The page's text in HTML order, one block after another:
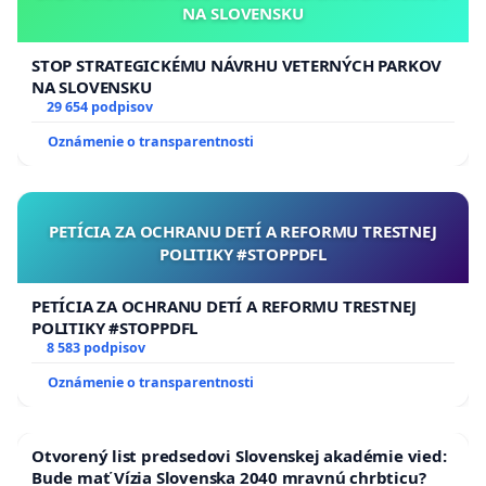
My, podpísaní členovia akademickej komunity a
jej podporovatelia.
JUDr. Martina Kantorová, PhD.
Dr. h. c. prof. Ing. Pavel Nečas, PhD., MBA
Martina Kantorová, PhD., PhDr. Richard Vejo
NA SLOVENSKU
STOP STRATEGICKÉMU NÁVRHU VETERNÝCH PARKOV
NA SLOVENSKU
29 654 podpisov
Oznámenie o transparentnosti
PETÍCIA ZA OCHRANU DETÍ A REFORMU TRESTNEJ
POLITIKY #STOPPDFL
PETÍCIA ZA OCHRANU DETÍ A REFORMU TRESTNEJ
POLITIKY #STOPPDFL
8 583 podpisov
Oznámenie o transparentnosti
Otvorený list predsedovi Slovenskej akadémie vied:
Bude mať Vízia Slovenska 2040 mravnú chrbticu?